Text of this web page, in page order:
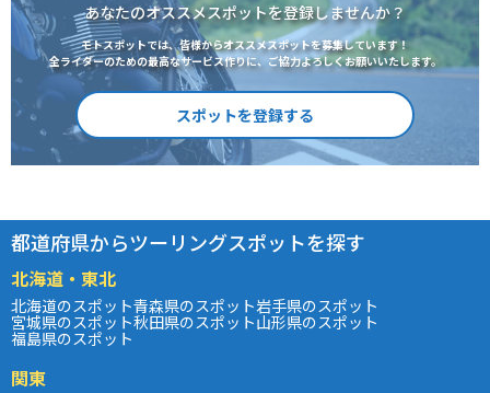
あなたのオススメスポットを登録しませんか？
モトスポットでは、皆様からオススメスポットを募集しています！
全ライダーのための最高なサービス作りに、ご協力よろしくお願いいたします。
スポットを登録する
都道府県からツーリングスポットを探す
北海道・東北
北海道のスポット青森県のスポット岩手県のスポット
宮城県のスポット秋田県のスポット山形県のスポット
福島県のスポット
関東